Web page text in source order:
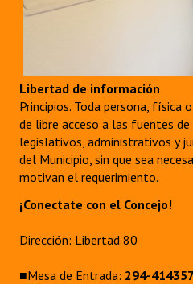
Libertad de información
Principios. Toda persona, física
de libre acceso a las fuentes
legislativos, administrativos y
del Municipio, sin que sea
motivan el requerimiento.
¡Conectate con el Concejo!
Dirección: Libertad 80
■Mesa de Entrada: 294-